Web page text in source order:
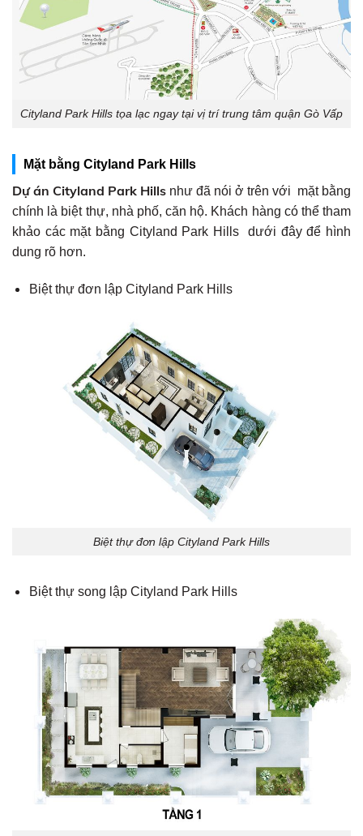
Cityland Park Hills tọa lạc ngay tại vị trí trung tâm quận Gò Vấp
Mặt bằng Cityland Park Hills
Dự án Cityland Park Hills như đã nói ở trên với mặt bằng
chính là biệt thự, nhà phố, căn hộ. Khách hàng có thể tham
khảo các mặt bằng Cityland Park Hills dưới đây để hình
dung rõ hơn.
Biệt thự đơn lập Cityland Park Hills
Biệt thự đơn lập Cityland Park Hills
Biệt thự song lập Cityland Park Hills